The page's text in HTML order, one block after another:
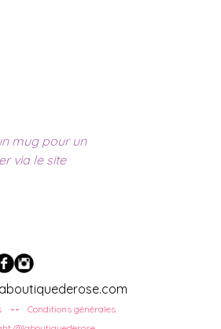
mug pour un
via le site
Conditions générales
--